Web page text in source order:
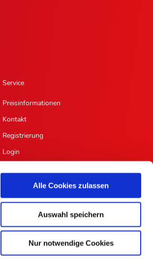
Alle Cookies zulassen
Auswahl speichern
Nur notwendige Cookies
Service
Preisinformationen
Kontakt
Registrierung
Login
RSS-Feed
Für Autoren